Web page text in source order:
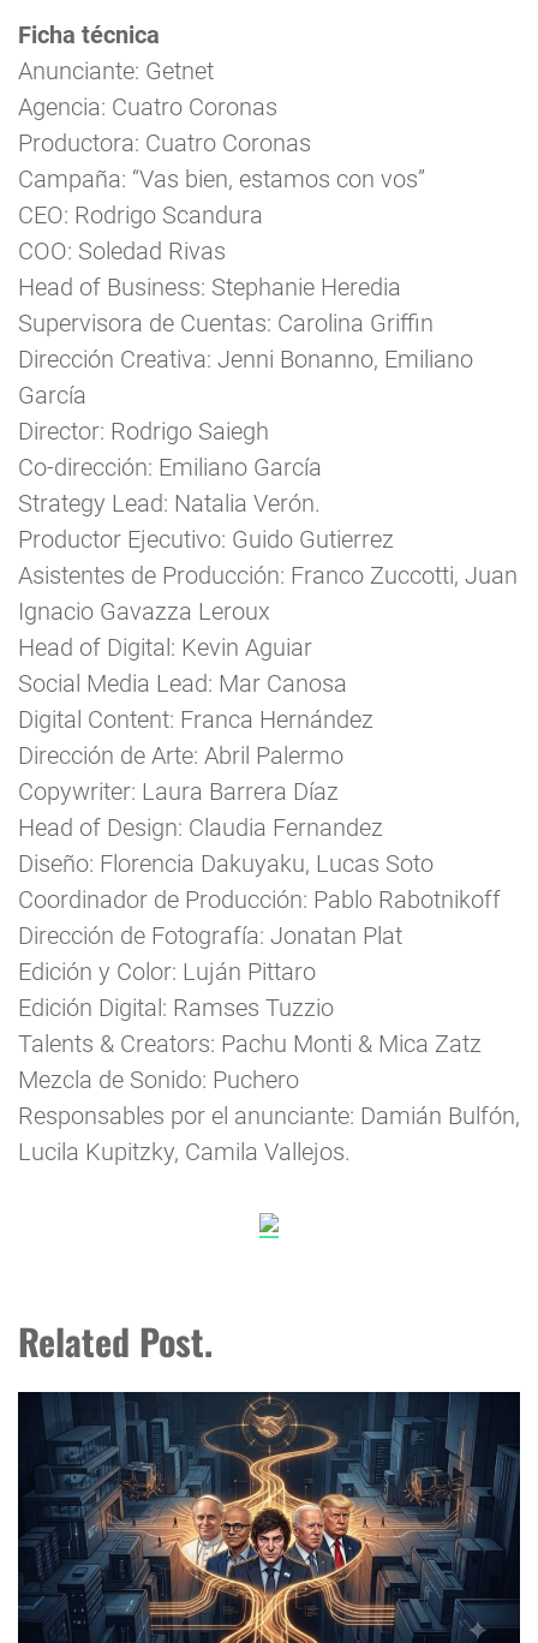
Ficha técnica
Anunciante: Getnet
Agencia: Cuatro Coronas
Productora: Cuatro Coronas
Campaña: “Vas bien, estamos con vos”
CEO: Rodrigo Scandura
COO: Soledad Rivas
Head of Business: Stephanie Heredia
Supervisora de Cuentas: Carolina Griffin
Dirección Creativa: Jenni Bonanno, Emiliano
García
Director: Rodrigo Saiegh
Co-dirección: Emiliano García
Strategy Lead: Natalia Verón.
Productor Ejecutivo: Guido Gutierrez
Asistentes de Producción: Franco Zuccotti, Juan
Ignacio Gavazza Leroux
Head of Digital: Kevin Aguiar
Social Media Lead: Mar Canosa
Digital Content: Franca Hernández
Dirección de Arte: Abril Palermo
Copywriter: Laura Barrera Díaz
Head of Design: Claudia Fernandez
Diseño: Florencia Dakuyaku, Lucas Soto
Coordinador de Producción: Pablo Rabotnikoff
Dirección de Fotografía: Jonatan Plat
Edición y Color: Luján Pittaro
Edición Digital: Ramses Tuzzio
Talents & Creators: Pachu Monti & Mica Zatz
Mezcla de Sonido: Puchero
Responsables por el anunciante: Damián Bulfón,
Lucila Kupitzky, Camila Vallejos.
Related Post.